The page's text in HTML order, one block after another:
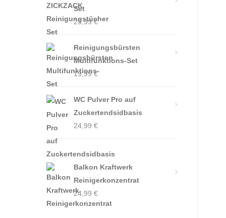
Set
29,99€
Reinigungsbürsten
Multifunktions-Set
19,99€
WC Pulver Pro auf
Zuckertendsidbasis
24,99 €
Balkon Kraftwerk
Reinigerkonzentrat
24,99 €